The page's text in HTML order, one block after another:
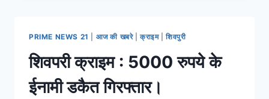
PRIME NEWS 21 आज की खबरे|क्राइम|शिवपुरी
शिवपरी क्राइम : 5000 रुपये के
ईनामी डकैत गिरफ्तार।